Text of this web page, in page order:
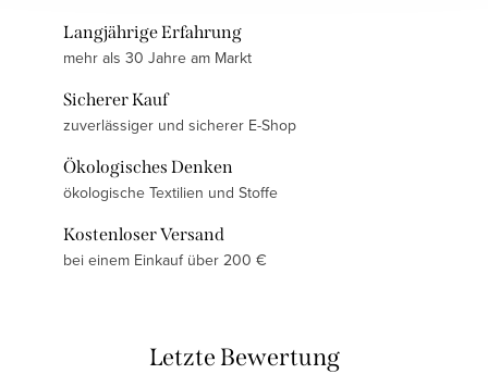
Langjährige Erfahrung
mehr als 30 Jahre am Markt
Sicherer Kauf
zuverlässiger und sicherer E-Shop
Ökologisches Denken
ökologische Textilien und Stoffe
Kostenloser Versand
bei einem Einkauf über 200 €
Letzte Bewertung